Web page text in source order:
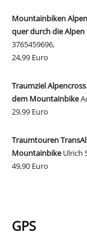
Mountainbiken
quer durch die Alpen
3765459696,
24,99 Euro
Traumziel
dem Mountainbike
29,99 Euro
Traumtouren
MountainbikeUlrich
49,90 Euro
GPS